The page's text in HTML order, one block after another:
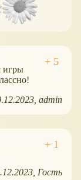
игры
admin
Гость